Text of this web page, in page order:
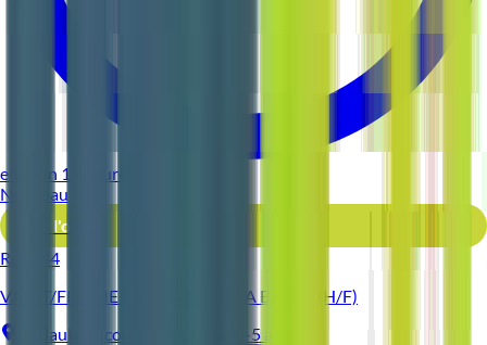
environ 11 heures
Nouveau
Voir l'offre
Reso 44
VALET/FEMME DE CHAMBRE LA BAULE (H/F)
La Baule-Escoublac
3-5 ans